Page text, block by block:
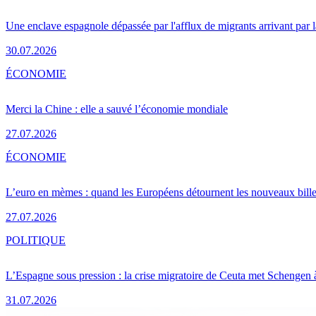
Une enclave espagnole dépassée par l'afflux de migrants arrivant par
30.07.2026
Merci la Chine : elle a sauvé l’économie mondiale
27.07.2026
ÉCONOMIE
L’euro en mèmes : quand les Européens détournent les nouveaux
27.07.2026
ÉCONOMIE
L’Espagne sous pression : la crise migratoire de Ceuta met Schengen
31.07.2026
POLITIQUE